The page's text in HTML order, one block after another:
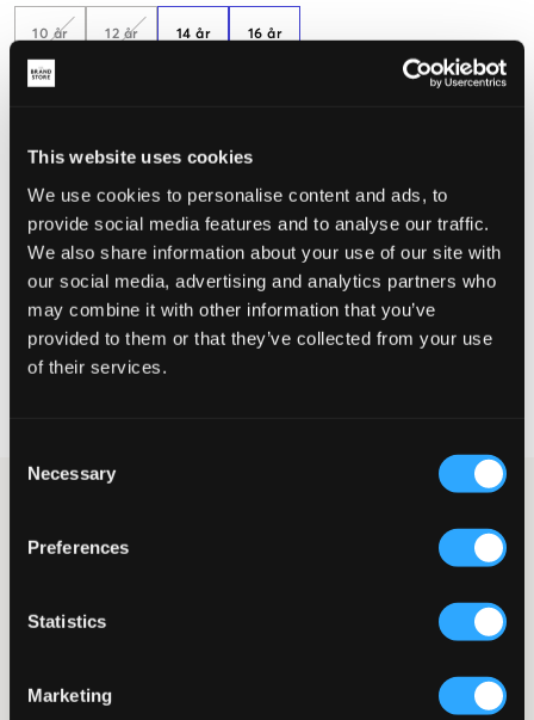
This website uses cookies
We use cookies to personalise content and ads, to
provide social media features and to analyse our traffic.
We also share information about your use of our site with
our social media, advertising and analytics partners who
may combine it with other information that you’ve
provided to them or that they’ve collected from your use
of their services.
Selection
Necessary
Preferences
Statistics
Marketing
10 år 12 år 14 år 16 år
Upplevd storlek
Liten Perfekt
STORLEKSGUIDE
VÄLJ STORLEK
Fri frakt på beställningar över 699 kr
Jeans från Calvin Klein. Femficksmodell med knapp och
tight passform och hög midja. Vid benslut finns en slits och där
Femficksmodell
Slits